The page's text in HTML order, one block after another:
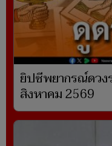
ยิปซีพยากรณ์ดว
สิงหาคม 2569